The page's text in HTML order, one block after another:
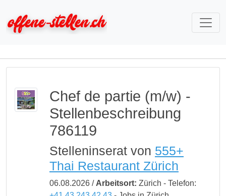
Chef de partie (m/w) -
Stellenbeschreibung
786119
Stelleninserat von 555+
Thai Restaurant Zürich
06.08.2026 / Arbeitsort: Zürich - Telefon: